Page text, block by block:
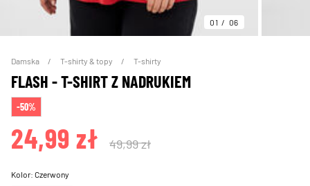
01 06
Damska T-shirty & topy T-shirty
FLASH - T-SHIRT Z NADRUKIEM
-50%
24,99 zł 49,99 zł
Kolor:Czerwony